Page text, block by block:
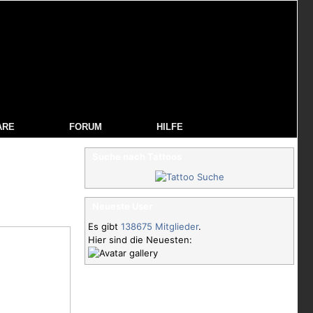
FORUM HILFE
Es gibt 138675 Mitglieder.
Hier sind die Neuesten: